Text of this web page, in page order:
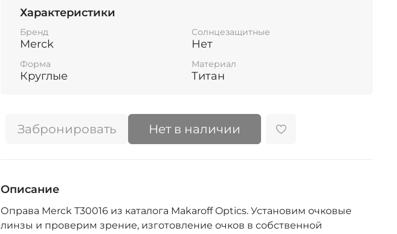
Характеристики
Бренд
Merck
Солнцезащитные
Нет
Форма
Круглые
Материал
Титан
Забронировать Нет в наличии
Описание
Оправа Merck T30016 из каталога Makaroff Optics. Установим очковые
линзы и проверим зрение, изготовление очков в собственной